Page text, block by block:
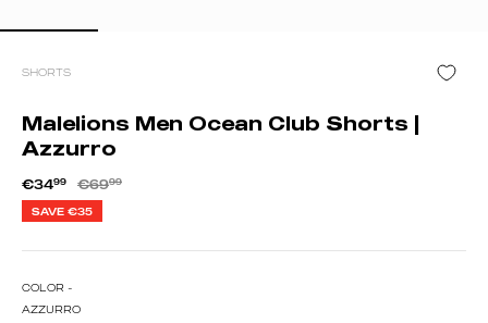
SHORTS
Malelions Men Ocean Club Shorts |
Azzurro
€3499 €6999
SAVE €35
COLOR -
AZZURRO